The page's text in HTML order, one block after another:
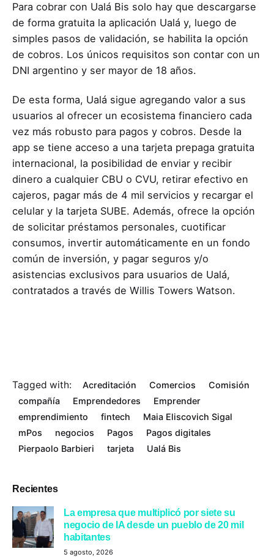
Recientes
La empresa que multiplicó por siete su
negocio de IA desde un pueblo de 20 mil
habitantes
5 agosto, 2026
Para cobrar con Ualá Bis solo hay que descargarse
de forma gratuita la aplicación Ualá y, luego de
simples pasos de validación, se habilita la opción
de cobros. Los únicos requisitos son contar con un
DNI argentino y ser mayor de 18 años.
De esta forma, Ualá sigue agregando valor a sus
usuarios al ofrecer un ecosistema financiero cada
vez más robusto para pagos y cobros. Desde la
app se tiene acceso a una tarjeta prepaga gratuita
internacional, la posibilidad de enviar y recibir
dinero a cualquier CBU o CVU, retirar efectivo en
cajeros, pagar más de 4 mil servicios y recargar el
celular y la tarjeta SUBE. Además, ofrece la opción
de solicitar préstamos personales, cuotificar
consumos, invertir automáticamente en un fondo
común de inversión, y pagar seguros y/o
asistencias exclusivos para usuarios de Ualá,
contratados a través de Willis Towers Watson.
Tagged with: Acreditación Comercios
Comisión
compañía
Emprendedores
Emprender
emprendimiento
fintech
Maia Eliscovich Sigal
mPos
negocios Pagos
Pagos digitales
Pierpaolo Barbieri
tarjeta Ualá Bis